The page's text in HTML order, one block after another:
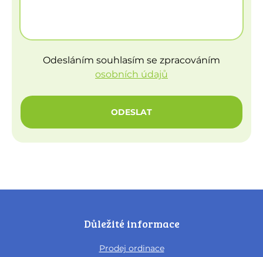
Odesláním souhlasím se zpracováním
osobních údajů
ODESLAT
Důležité informace
Prodej ordinace